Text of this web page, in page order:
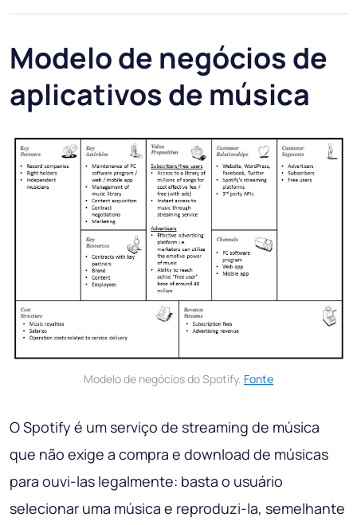
Modelo de negócios de
aplicativos de música
Modelo de negócios do Spotify. Fonte
O Spotify é um serviço de streaming de música
que não exige a compra e download de músicas
para ouvi-las legalmente: basta o usuário
selecionar uma música e reproduzi-la, semelhante